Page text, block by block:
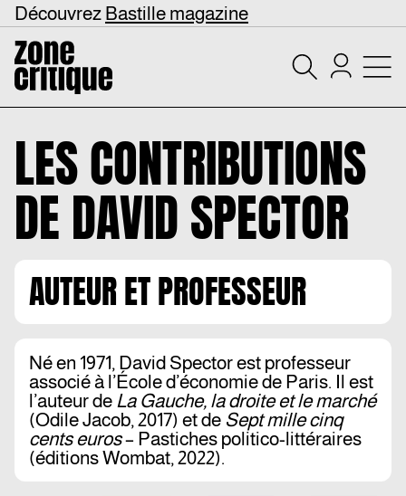
Découvrez Bastille magazine
LES CONTRIBUTIONS
DEDAVID SPECTOR
AUTEUR ET PROFESSEUR
Né en 1971, David Spector est professeur
associé à l’École d’économie de Paris. Il est
l’auteur de La Gauche, la droite et le marché
(Odile Jacob, 2017) et de Sept mille cinq
cents euros– Pastiches politico-littéraires
(éditions Wombat, 2022).